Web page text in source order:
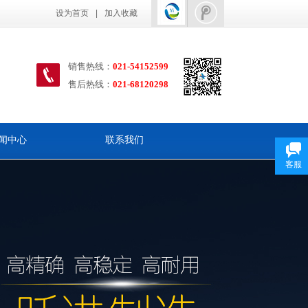
设为首页 加入收藏
销售热线： 021-54152599
售后热线 ： 021-68120298
中心 联系我们
客服